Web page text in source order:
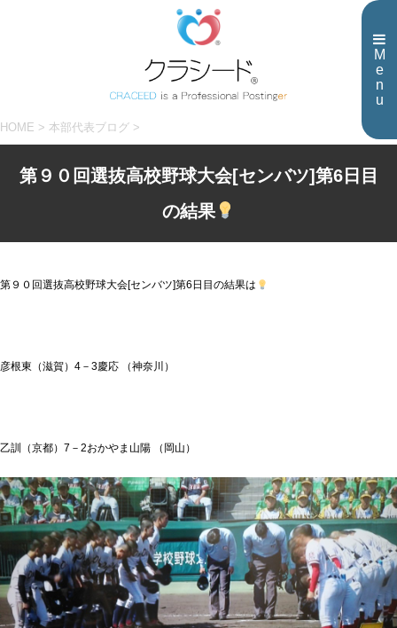
M
e
n
u
HOME > 本部代表ブログ >
第９０回選抜高校野球大会[センバツ]第6日目
の結果
第９０回選抜高校野球大会[センバツ]第6日目の結果は
彦根東（滋賀）4－3慶応 （神奈川）
乙訓（京都）7－2おかやま山陽 （岡山）